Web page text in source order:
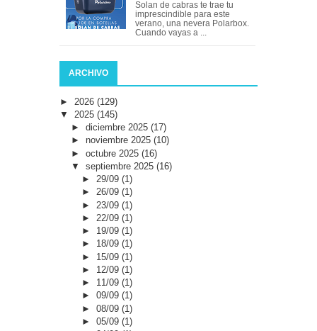
Solan de cabras te trae tu
imprescindible para este
verano, una nevera Polarbox.
Cuando vayas a ...
ARCHIVO
► 2026 (129)
▼ 2025 (145)
► diciembre 2025 (17)
► noviembre 2025 (10)
► octubre 2025 (16)
▼ septiembre 2025 (16)
►29/09(1)
►26/09(1)
► 23/09(1)
► 22/09(1)
► 19/09(1)
► 18/09(1)
► 15/09(1)
► 12/09(1)
► 11/09(1)
►09/09(1)
►08/09(1)
►05/09(1)